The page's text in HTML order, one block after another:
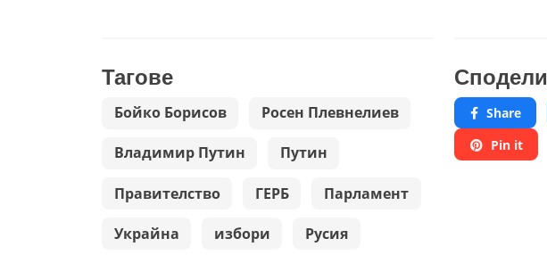
Тагове
Бойко Борисов Росен Плевнелиев
Владимир Путин Путин
Правителство ГЕРБ Парламент
Украйна избори Русия
Сподели
Share
Pin it